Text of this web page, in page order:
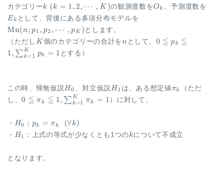
カテゴリーk ~
(k=1,
2,
\cdots,
K)
k (k = 1 , 2, ⋯ , K )の観測度数をO_{k}
Ok 、予測度数を
Ek として、背後にある多項分布モデルを
Mn(n; p1 , p2 , ⋯ , pK ) とします。
（ただし K
K 個のカテゴリーの合計をn
n として、 0 \leqq p_{k}
0 ≦ pk ≦
1, ∑k=1
K pk = 1 とする）
この時、帰無仮説 H_0
H0 、対立仮説 H_1
H1 は、ある想定値\pi_{k}
πk
（ただ
し、0 \leqq \pi_{k}
\sum_{k=1}^{K}
\pi_{k} = 1
0 ≦ πk ≦ 1, ∑k=1
K πk = 1 ）に対して、
・ H_0:
p_{k}
~~
H0 : pk = πk (∀k)
・ H_1:
H1 : 上式の等式が少なくとも 11つのk
kについて不成立
となります。